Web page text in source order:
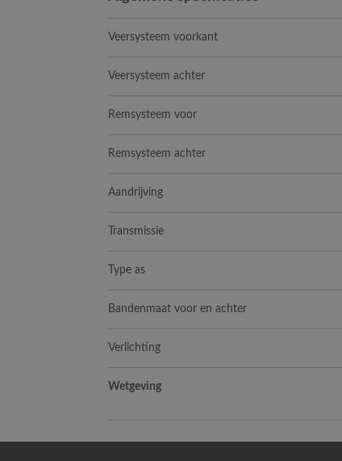
Veersysteem voorkant
Veersysteem achter
Remsysteem voor
Remsysteem achter
Aandrijving
Transmissie
Type as
Bandenmaat voor en achter
Verlichting
Wetgeving